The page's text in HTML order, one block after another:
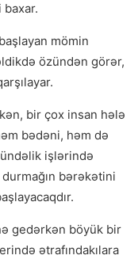
mömin
özündən görər,
bir çox insan hələ
bədəni, həm də
işlərində
bərəkətini
gedərkən böyük bir
ətrafındakılara